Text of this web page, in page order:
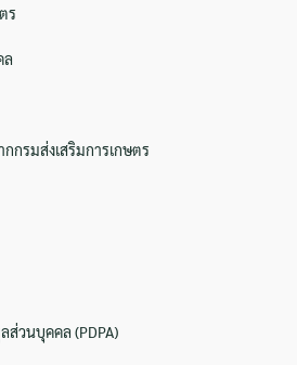
ร
ล
กรมส่งเสริมการเกษตร
วนบุคคล (PDPA)